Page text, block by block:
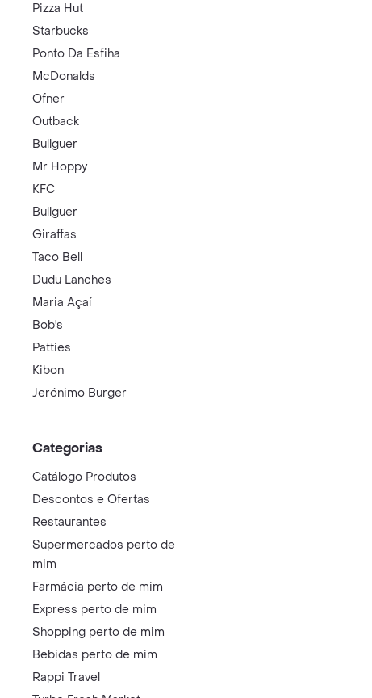
Pizza Hut
Starbucks
Ponto Da Esfiha
McDonalds
Ofner
Outback
Bullguer
Mr Hoppy
KFC
Bullguer
Giraffas
Taco Bell
Dudu Lanches
Maria Açaí
Bob's
Patties
Kibon
Jerónimo Burger
Categorias
Catálogo Produtos
Descontos e Ofertas
Restaurantes
Supermercados perto de
mim
Farmácia perto de mim
Express perto de mim
Shopping perto de mim
Bebidas perto de mim
Rappi Travel